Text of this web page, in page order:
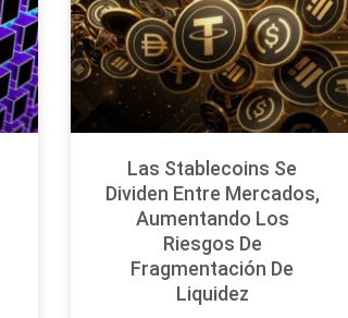
Las Stablecoins Se
Dividen Entre Mercados,
Aumentando Los
Riesgos De
Fragmentación De
Liquidez